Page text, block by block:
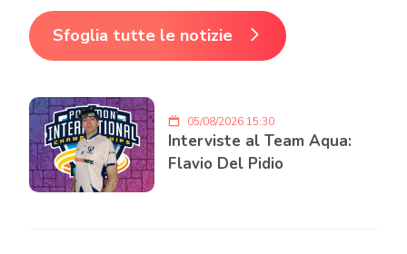
Sfoglia tutte le notizie
05/08/2026 15:30
Interviste al Team Aqua:
Flavio Del Pidio